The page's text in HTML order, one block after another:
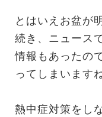
とはいえお盆が
続き、ニュース
情報もあったの
ってしまいますね
熱中症対策をし